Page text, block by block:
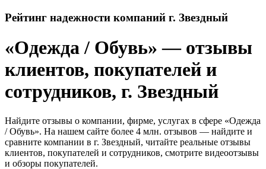
Рейтинг надежности компаний г. Звездный
«Одежда / Обувь» — отзывы
клиентов, покупателей и
сотрудников, г. Звездный
Найдите отзывы о компании, фирме, услугах в сфере «Одежда
/ Обувь». На нашем сайте более 4 млн. отзывов — найдите и
сравните компании в г. Звездный, читайте реальные отзывы
клиентов, покупателей и сотрудников, смотрите видеоотзывы
и обзоры покупателей.